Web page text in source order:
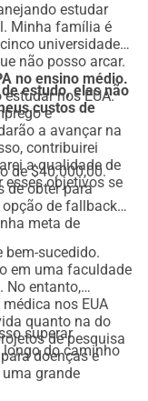
estudar
Minha família é
universidades
não posso arcar.
no ensino médio.
nos EUA.
e
a avançar na
contribuirei
a qualidade de
objetivos se
estudo, elas não
custos de
de $40.000,00.
de obter para
de fallback
meta de
bem-sucedido.
em uma faculdade
No entanto,
nos EUA
quanto na do
de pesquisa
doenças e
grande
superar
longo do caminho